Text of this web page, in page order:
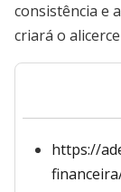
consistência e
criará o
https://